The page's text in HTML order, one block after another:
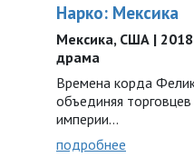
Нарко: Мексика
Мексика, США |
драма
Времена корда
объединяя
империи…
подробнее